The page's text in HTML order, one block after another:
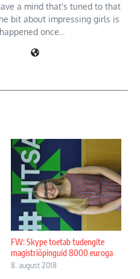
a mind that's tuned to that
bit about impressing girls is
once...
FW: Skype toetab tudengite
magistriõpinguid 8000 euroga
8. august 2018